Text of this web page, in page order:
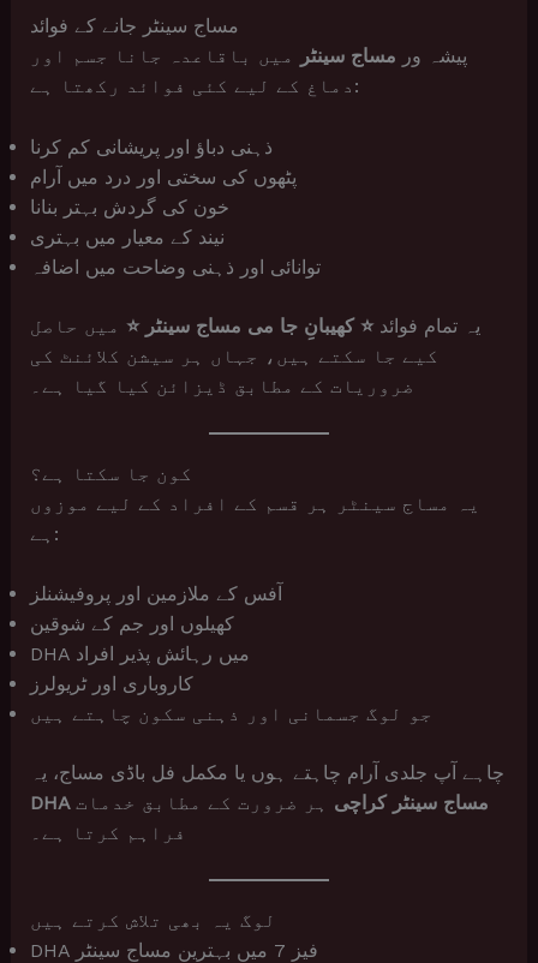
مساج سینٹر جانے کے فوائد
پیشہ ور مساج سینٹر
میں باقاعدہ جانا جسم اور
دماغ کے لیے کئی فوائد رکھتا ہے:
ذہنی دباؤ اور پریشانی کم کرنا
پٹھوں کی سختی اور درد میں آرام
خون کی گردش بہتر بنانا
نیند کے معیار میں بہتری
توانائی اور ذہنی وضاحت میں اضافہ
یہ تمام فوائد⭐ کھیبانِ جا می مساج سینٹر ⭐ میں حاصل
کیے جا سکتے ہیں، جہاں ہر سیشن کلائنٹ کی
ضروریات کے مطابق ڈیزائن کیا گیا ہے۔
کون جا سکتا ہے؟
یہ مساج سینٹر ہر قسم کے افراد کے لیے موزوں
ہے:
آفس کے ملازمین اور پروفیشنلز
کھیلوں اور جم کے شوقین
DHA میں رہائش پذیر افراد
کاروباری اور ٹریولرز
جو لوگ جسمانی اور ذہنی سکون چاہتے ہیں
چاہے آپ جلدی آرام چاہتے ہوں یا مکمل فل باڈی مساج، یہ
DHA مساج سینٹر کراچی ہر ضرورت کے مطابق خدمات
فراہم کرتا ہے۔
لوگ یہ بھی تلاش کرتے ہیں
DHA فیز 7 میں بہترین مساج سینٹر